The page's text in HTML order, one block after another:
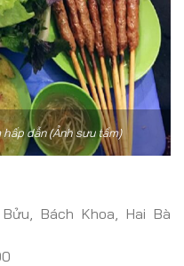
hấp dẫn (Ảnh sưu tầm)
Bách Khoa, Hai Bà